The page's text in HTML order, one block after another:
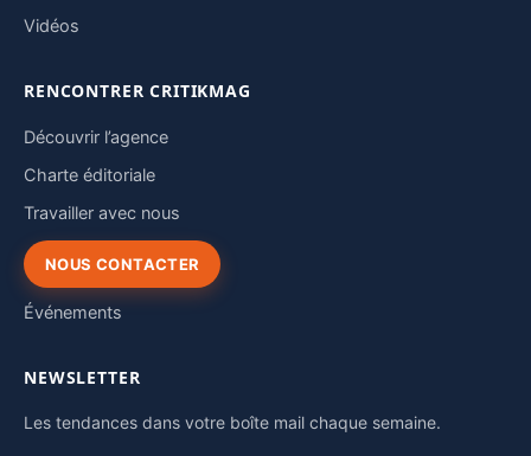
Vidéos
RENCONTRER CRITIKMAG
Découvrir l’agence
Charte éditoriale
Travailler avec nous
NOUS CONTACTER
Événements
NEWSLETTER
Les tendances dans votre boîte mail chaque semaine.